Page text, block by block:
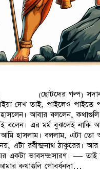
(ছোটদের গল্প) সদানন্দ
দেখ তাই, পাইলেও পাইতে
আবার বললেন,
বলেন। এর মর্ম বুঝলেই নাকি
হাসলাম। বললাম, এটা তো
নয়, এটা রবীন্দ্রনাথ ঠাকুরের।
একটা ভাবসম্প্রসারণ। —
কথাগুলি গোবর্ধনদা…